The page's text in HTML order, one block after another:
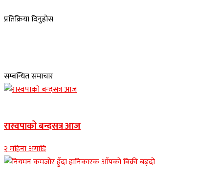
प्रतिक्रिया दिनुहोस
सम्बन्धित समाचार
रास्वपाको बन्दसत्र आज
२ महिना अगाडि